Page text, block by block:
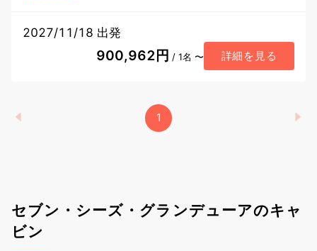
2027/11/18 出発
900,962円 / 1名 〜 詳細を見る
1
セブン・シーズ・グランデューアのキャ
ビン